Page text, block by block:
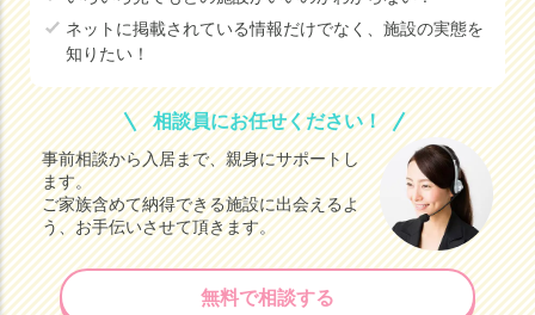
ネットに掲載されている情報だけでなく、施設の実態を
知りたい！
相談員にお任せください！
事前相談から入居まで、親身にサポートし
ます。
ご家族含めて納得できる施設に出会えるよ
う、お手伝いさせて頂きます。
無料で相談する